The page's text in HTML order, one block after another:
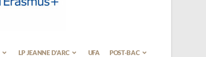
LP JEANNE D’ARC UFA POST-BAC